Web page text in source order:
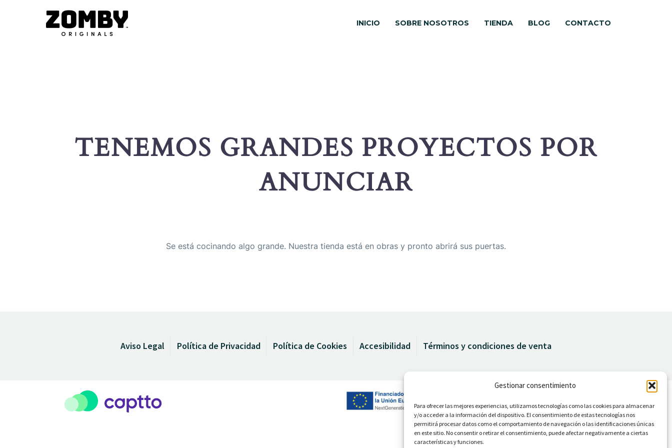
Gestionar consentimiento
Para ofrecer las mejores experiencias, utilizamos tecnologías como las cookies para almacenar
y/o acceder a la información del dispositivo. El consentimiento de estas tecnologías nos
permitirá procesar datos como el comportamiento de navegación o las identificaciones únicas
en este sitio. No consentir o retirar el consentimiento, puede afectar negativamente a ciertas
características y funciones.
INICIO SOBRE NOSOTROS TIENDA BLOG CONTACTO
TENEMOS GRANDES PROYECTOS POR
ANUNCIAR
Se está cocinando algo grande. Nuestra tienda está en obras y pronto abrirá sus puertas.
Aviso Legal Política de Privacidad Política de Cookies Accesibilidad Términos y condiciones de venta